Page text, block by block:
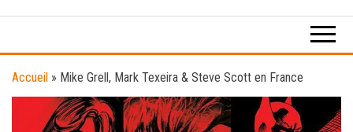
Accueil » Mike Grell, Mark Texeira & Steve Scott en France